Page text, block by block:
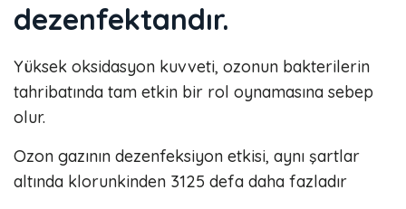
dezenfektandır.
Yüksek oksidasyon kuvveti, ozonun bakterilerin
tahribatında tam etkin bir rol oynamasına sebep
olur.
Ozon gazının dezenfeksiyon etkisi, aynı şartlar
altında klorunkinden 3125 defa daha fazladır